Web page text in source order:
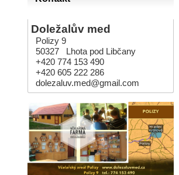
Doležalův med
Polizy 9
50327 Lhota pod Libčany
+420 774 153 490
+420 605 222 286
dolezaluv.med@gmail.com